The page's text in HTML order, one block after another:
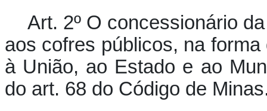
Art. 2º O concessionário
aos cofres públicos, na
à União, ao Estado e ao
do art. 68 do Código de